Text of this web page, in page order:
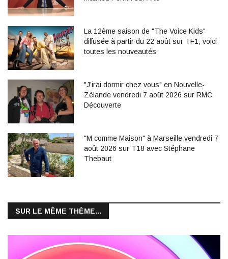
La 12ème saison de "The Voice Kids"
diffusée à partir du 22 août sur TF1, voici
toutes les nouveautés
"J’irai dormir chez vous" en Nouvelle-
Zélande vendredi 7 août 2026 sur RMC
Découverte
"M comme Maison" à Marseille vendredi 7
août 2026 sur T18 avec Stéphane
Thebaut
SUR LE MÊME THÈME...